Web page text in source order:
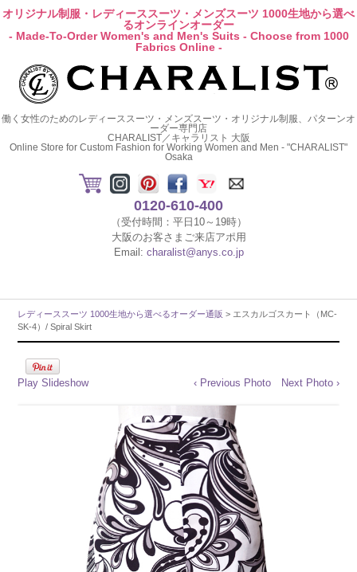
オリジナル制服・レディーススーツ・メンズスーツ 1000生地から選べ
るオンラインオーダー
- Made-To-Order Women's and Men's Suits - Choose from 1000
Fabrics Online -
働く女性のためのレディーススーツ・メンズスーツ・オリジナル制服、パターンオ
ーダー専門店
CHARALIST／キャラリスト 大阪
Online Store for Custom Fashion for Working Women and Men - "CHARALIST"
Osaka
0120-610-400
（受付時間：平日10～19時）
大阪のお客さまご来店アポ用
Email: charalist@anys.co.jp
レディーススーツ 1000生地から選べるオーダー通販 > エスカルゴスカート（MC-
SK-4）/ Spiral Skirt
Play Slideshow ‹ Previous Photo Next Photo ›